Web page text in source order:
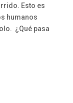
Esto es
humanos
¿Qué pasa